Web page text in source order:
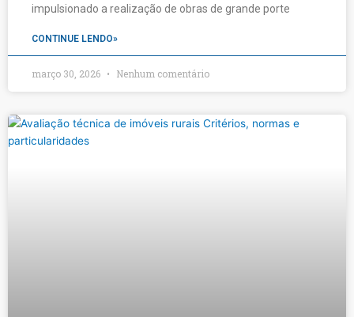
impulsionado a realização de obras de grande porte
CONTINUE LENDO»
março 30, 2026 Nenhum comentário